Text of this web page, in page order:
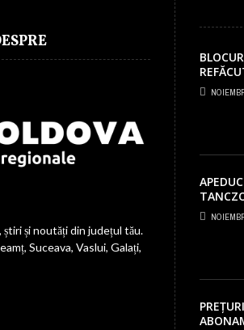
și noutăți din județul tău.
Suceava, Vaslui, Galați,
PNRR!